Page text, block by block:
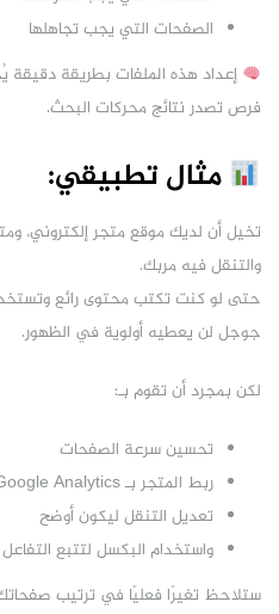
الصفحات التي يجب تجاهلها
إعداد هذه الملفات بطريقة
فرص تصدر نتائج محركات البحث.
مثال تطبيقي:
تخيل أن لديك موقع متجر إلكتروني،
والتنقل فيه مربك.
حتى لو كنت تكتب محتوى رائع
جوجل لن يعطيه أولوية في الظهور.
لكن بمجرد أن تقوم بـ:
تحسين سرعة الصفحات
ربط المتجر بـ Google Analytics وGoogle Search Console
تعديل التنقل ليكون أوضح
واستخدام البكسل لتتبع التفاعل
ستلاحظ تغيرًا فعليًا في ترتيب